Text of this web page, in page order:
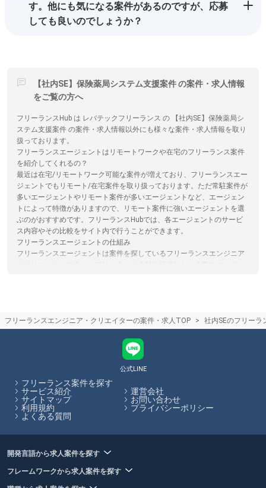
す。他にも気になる案件があるのですが、応募
しても良いのでしょうか？
【社内SE】保険薬局システム支援案件 の案件・求人情報
をご覧の方へ
フリーランスHub は レバテックフリーランス の 【社内SE】保険薬局シ
ステム支援案件 の案件・求人情報以外にも様々な案件・求人情報を取り
扱っております。
フリーランスエージェントはリモートワークや在宅のフリーランス案件
を紹介してくれるの？
最近は在宅/リモートワーク可能な案件が増えており、フリーランスエー
ジェントでもリモート/在宅案件を取り扱っております。ただ常駐案件が
多いエージェントやリモート案件が多いエージェントなど、エージェン
トによって特徴がありますので、リモート案件に強いエージェントを選
ぶのがおすすめです。フリーランスHubでは、各エージェントのサービ
ス内容やその比較をサイト内で行うことができます。
フリーランスエージェントの仕組み
フリーランスエージェントは案件を探しているフリーランスエンジニア
フリーランスエージェントとは
の方を対象に、各々のスキルや希望条件に合った案件を紹介してくれる
サービスのことです。個人で案件を請ける場合に必要となる契約処理な
ども代行してくれるため、参画する企業とのやり取りに時間が取られる
こともありません。フリーランスHubでは、フリーランス向けの案件・
求人を多数掲載しています。
フリーランスHubはお客様のフリーランス案件探しを最大限サポートし
ていきます。
フリーランスエンジニア・クリエイターの案件・求人TOP 社内SEのフリーラ
公式LINE
フリーランス案件を探す
サービス紹介
運営会社
サイトマップ
お問い合わせ
利用規約
プライバシーポリシー
よくある質問
開発言語から求人案件を探す
フレームワークから求人案件を探す